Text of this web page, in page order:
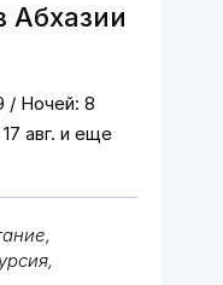
Абхазии
/ Ночей: 8
авг. и еще